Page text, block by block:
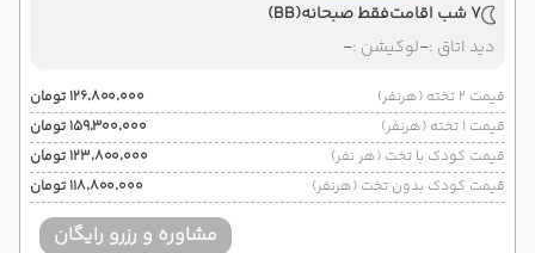
7 شب اقامت فقط صبحانه(BB)
دید اتاق :-لوکیشن :-
قیمت 2 تخته (هرنفر)
۱۲۶٬۸۰۰٬۰۰۰ تومان
قیمت 1 تخته (هرنفر)
۱۵۹٬۳۰۰٬۰۰۰ تومان
قیمت کودک با تخت (هر نفر)
۱۲۳٬۸۰۰٬۰۰۰ تومان
قیمت کودک بدون تخت (هرنفر)
۱۱۸٬۸۰۰٬۰۰۰ تومان
مشاوره و رزرو رایگان